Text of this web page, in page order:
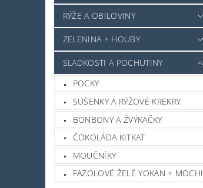
RÝŽE A OBILOVINY
ZELENINA + HOUBY
SLADKOSTI A POCHUTINY
POCKY
SUŠENKY A RÝŽOVÉ KREKRY
BONBONY A ŽVÝKAČKY
ČOKOLÁDA KITKAT
MOUČNÍKY
FAZOLOVÉ ŽELÉ YOKAN + MOCHI